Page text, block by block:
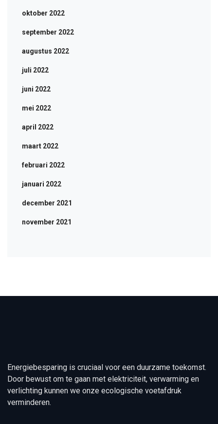
oktober 2022
september 2022
augustus 2022
juli 2022
juni 2022
mei 2022
april 2022
maart 2022
februari 2022
januari 2022
december 2021
november 2021
Energiebesparing is cruciaal voor een duurzame toekomst.
Door bewust om te gaan met elektriciteit, verwarming en
verlichting kunnen we onze ecologische voetafdruk
verminderen.